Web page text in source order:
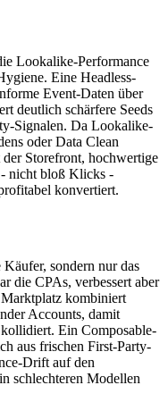
Lookalike-Performance
Eine Headless-
Event-Daten über
deutlich schärfere Seeds
Signalen. Da Lookalike-
oder Data Clean
Storefront, hochwertige
nicht bloß Klicks -
konvertiert.
sondern nur das
die CPAs, verbessert aber
kombiniert
Accounts, damit
Ein Composable-
aus frischen First-Party-
Drift auf den
schlechteren Modellen